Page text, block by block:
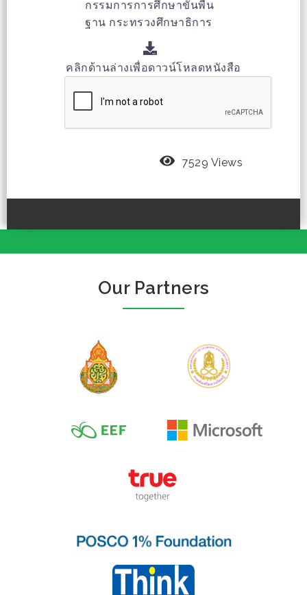
กรรมการการศึกษาขั้นพื้น
ฐาน กระทรวงศึกษาธิการ
คลิกด้านล่างเพื่อดาวน์โหลดหนังสือ
7529 Views
Our Partners